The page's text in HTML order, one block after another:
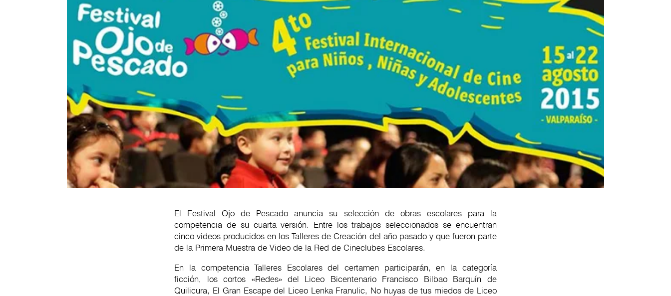
El Festival Ojo de Pescado anuncia su selección de obras escolares para la
competencia de su cuarta versión. Entre los trabajos seleccionados se encuentran
cinco videos producidos en los Talleres de Creación del año pasado y que fueron parte
de la Primera Muestra de Video de la Red de Cineclubes Escolares.
En la competencia Talleres Escolares del certamen participarán, en la categoría
ficción, los cortos «Redes» del Liceo Bicentenario Francisco Bilbao Barquín de
Quilicura, El Gran Escape del Liceo Lenka Franulic, No huyas de tus miedos de Liceo